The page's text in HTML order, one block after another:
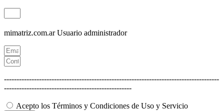
mimatriz.com.ar Usuario administrador
--------------------------------------------------------------------------------------
---------------------------------------------------
Acepto los Términos y Condiciones de Uso y Servicio